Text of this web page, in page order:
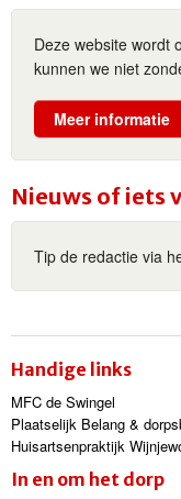
Deze website wordt
kunnen we niet
Meer informatie
Nieuws of iets
Tip de redactie via
Handige links
MFC de Swingel
Plaatselijk Belang &
Huisartsenpraktijk
In en om het dorp